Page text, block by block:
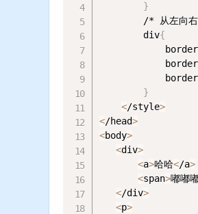
}
/* 从左向
        div
{
}
</style>
</head>
<body>
<div>
<a>哈哈</a>
<span>嘟嘟
</div>
<p>